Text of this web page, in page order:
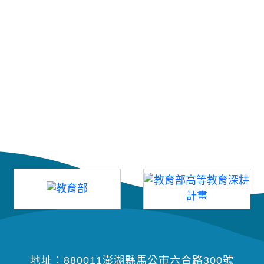
地址︰880011澎湖縣馬公市六合路300號